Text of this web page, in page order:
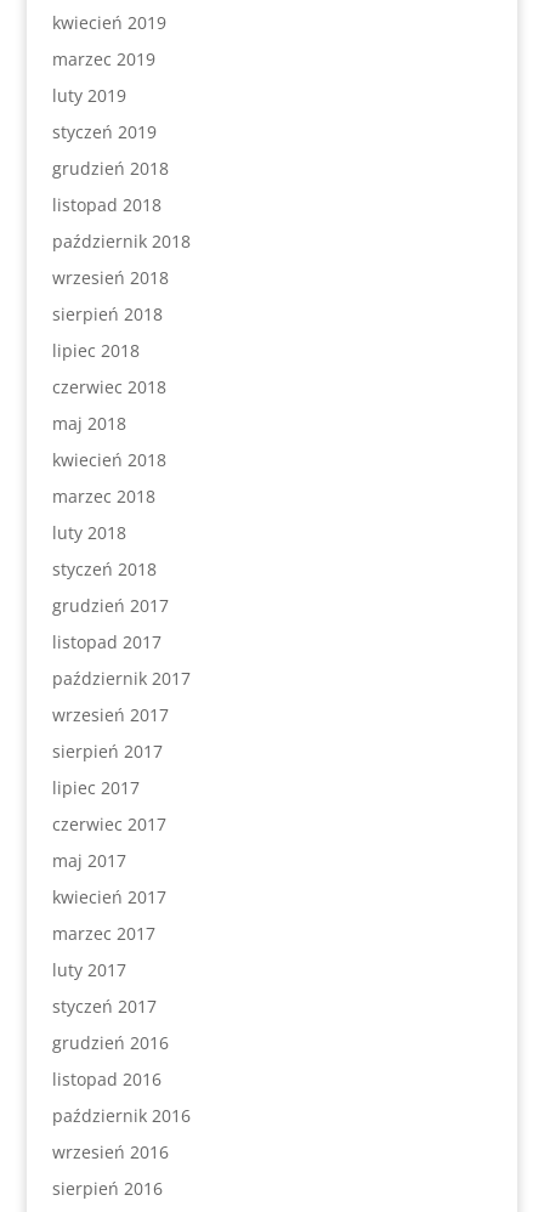
kwiecień 2019
marzec 2019
luty 2019
styczeń 2019
grudzień 2018
listopad 2018
październik 2018
wrzesień 2018
sierpień 2018
lipiec 2018
czerwiec 2018
maj 2018
kwiecień 2018
marzec 2018
luty 2018
styczeń 2018
grudzień 2017
listopad 2017
październik 2017
wrzesień 2017
sierpień 2017
lipiec 2017
czerwiec 2017
maj 2017
kwiecień 2017
marzec 2017
luty 2017
styczeń 2017
grudzień 2016
listopad 2016
październik 2016
wrzesień 2016
sierpień 2016